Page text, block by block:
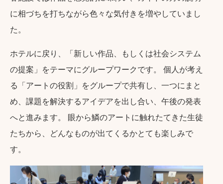
に相づちを打ちながら色々な気付きを増やしていまし
た。
ホテルに戻り、
「新しい作品、もしくは社会システム
の提案」をテーマにグループワークです。 個人が考え
る「アートの役割」をグループで共有し、一つにまと
め、課題を解決するアイデアを出し合い、午後の発表
へと進みます。 眼から鱗のアートに触れたてきた生徒
たちから、どんなものが出てくるかとても楽しみで
す。